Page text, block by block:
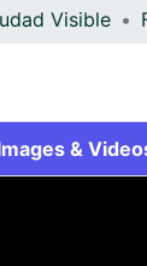
Visible
&